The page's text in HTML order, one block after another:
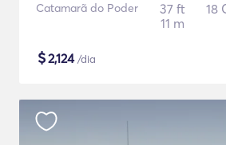
Catamarã do Poder
37 ft
11 m
18
$2,124/dia